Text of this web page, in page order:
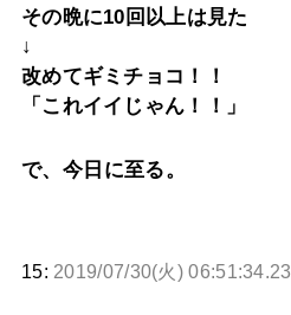
その晩に10回以上は見た
↓
改めてギミチョコ！！
「これイイじゃん！！」
で、今日に至る。
15: 2019/07/30(火) 06:51:34.23